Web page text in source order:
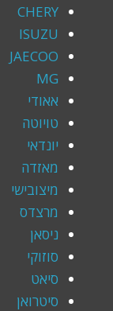
CHERY
ISUZU
JAECOO
MG
אאודי
טויוטה
יונדאי
מאזדה
מיצובישי
מרצדס
ניסאן
סוזוקי
סיאט
סיטרואן